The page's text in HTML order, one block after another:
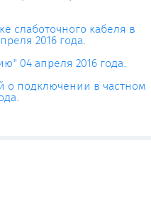
слаботочного кабеля в
2016 года.
04 апреля 2016 года.
о подключении в частном